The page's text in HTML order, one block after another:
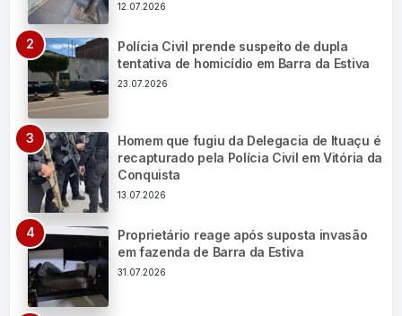
12.07.2026
Polícia Civil prende suspeito de dupla
tentativa de homicídio em Barra da Estiva
23.07.2026
Homem que fugiu da Delegacia de Ituaçu é
recapturado pela Polícia Civil em Vitória da
Conquista
13.07.2026
Proprietário reage após suposta invasão
em fazenda de Barra da Estiva
31.07.2026